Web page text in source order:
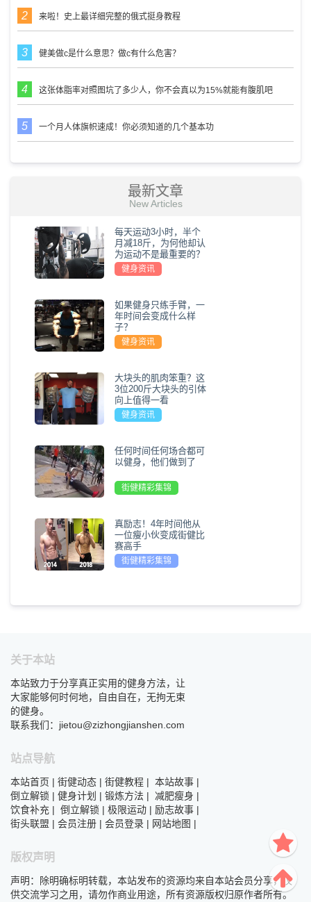
来啦！史上最详细完整的俄式挺身教程
健美做c是什么意思？做c有什么危害？
这张体脂率对照图坑了多少人，你不会真以为15%就能有腹肌吧
一个月人体旗帜速成！你必须知道的几个基本功
最新文章
New Articles
每天运动3小时，半个
月减18斤，为何他却认
为运动不是最重要的？
健身资讯
如果健身只练手臂，一
年时间会变成什么样
子？
健身资讯
大块头的肌肉笨重？这
3位200斤大块头的引体
向上值得一看
健身资讯
任何时间任何场合都可
以健身，他们做到了
街健精彩集锦
真励志！4年时间他从
一位瘦小伙变成街健比
赛高手
街健精彩集锦
关于本站
本站致力于分享真正实用的健身方法，让
大家能够何时何地，自由自在，无拘无束
的健身。
联系我们：jietou@zizhongjianshen.com
站点导航
本站首页 | 街健动态 | 街健教程 | 本站故事 |
倒立解锁 | 健身计划 | 锻炼方法 | 减肥瘦身 |
饮食补充 | 倒立解锁 | 极限运动 | 励志故事 |
街头联盟 | 会员注册 | 会员登录 | 网站地图 |
版权声明
声明：除明确标明转载，本站发布的资源均来自本站会员分享，仅
供交流学习之用，请勿作商业用途，所有资源版权归原作者所有。